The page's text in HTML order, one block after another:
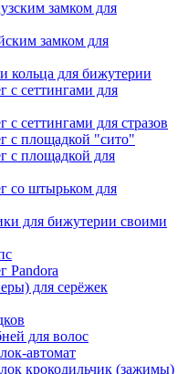
замком для
замком для
кольца для бижутерии
с сеттингами для
с сеттингами для стразов
с площадкой "сито"
с площадкой для
со штырьком для
для бижутерии своими
Pandora
для серёжек
для волос
автомат
крокодильчик (зажимы)